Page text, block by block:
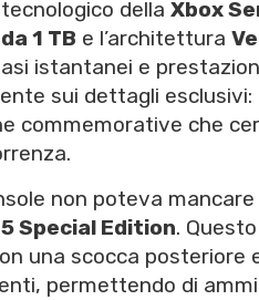
della Xbox
1 TB e l’architettura
istantanei e
sui dettagli esclusivi:
commemorative che
non poteva
Special Edition.
una scocca posteriore
permettendo di